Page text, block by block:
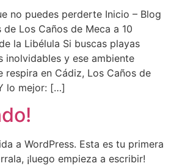
no puedes perderte Inicio – Blog
Los Caños de Meca a 10
la Libélula Si buscas playas
inolvidables y ese ambiente
respira en Cádiz, Los Caños de
lo mejor: […]
a WordPress. Esta es tu primera
¡luego empieza a escribir!